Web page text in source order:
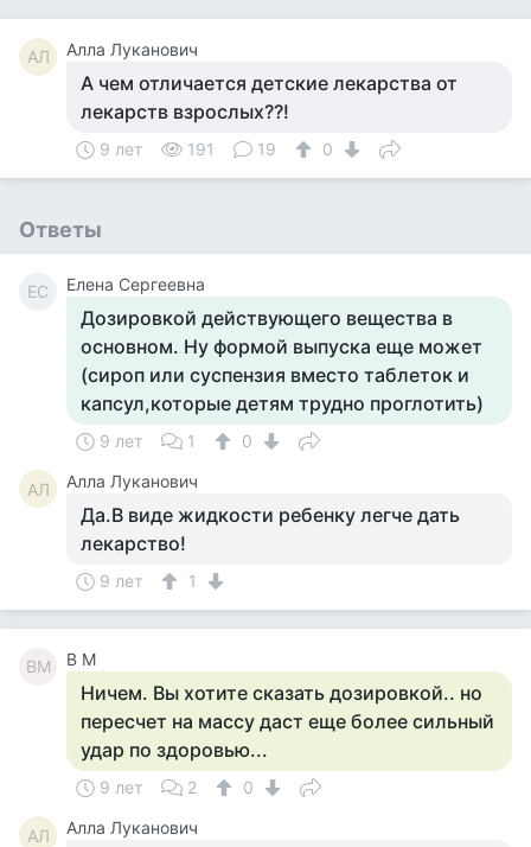
АЛ Алла Луканович
А чем отличается детские лекарства от
лекарств взрослых??!
9 лет 191 19 0
Ответы
ЕС Елена Сергеевна
Дозировкой действующего вещества в
основном. Ну формой выпуска еще может
(сироп или суспензия вместо таблеток и
капсул,которые детям трудно проглотить)
9 лет 1 0
АЛ Алла Луканович
Да.В виде жидкости ребенку легче дать
лекарство!
9 лет 1
ВМ В М
Ничем. Вы хотите сказать дозировкой.. но
пересчет на массу даст еще более сильный
удар по здоровью...
9 лет 2 0
АЛ Алла Луканович